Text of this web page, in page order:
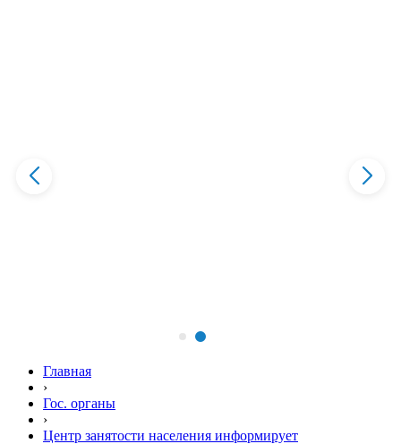
Главная
›
Гос. органы
›
Центр занятости населения информирует